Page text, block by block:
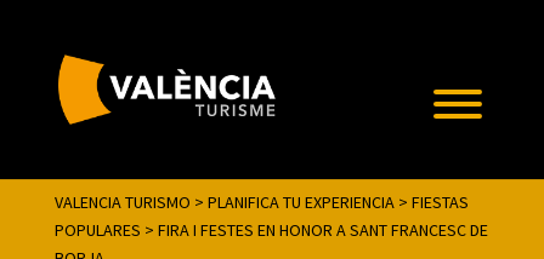
VALENCIA TURISMO > PLANIFICA TU EXPERIENCIA> FIESTAS
POPULARES > FIRA I FESTES EN HONOR A SANT FRANCESC DE